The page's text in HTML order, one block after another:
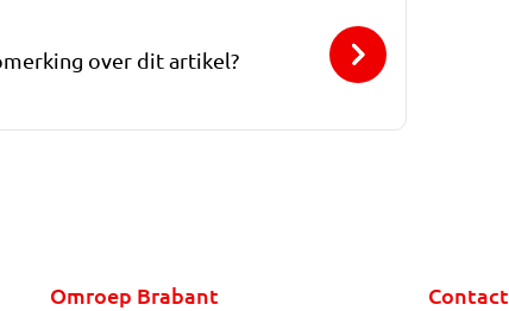
over dit artikel?
Omroep Brabant Contact